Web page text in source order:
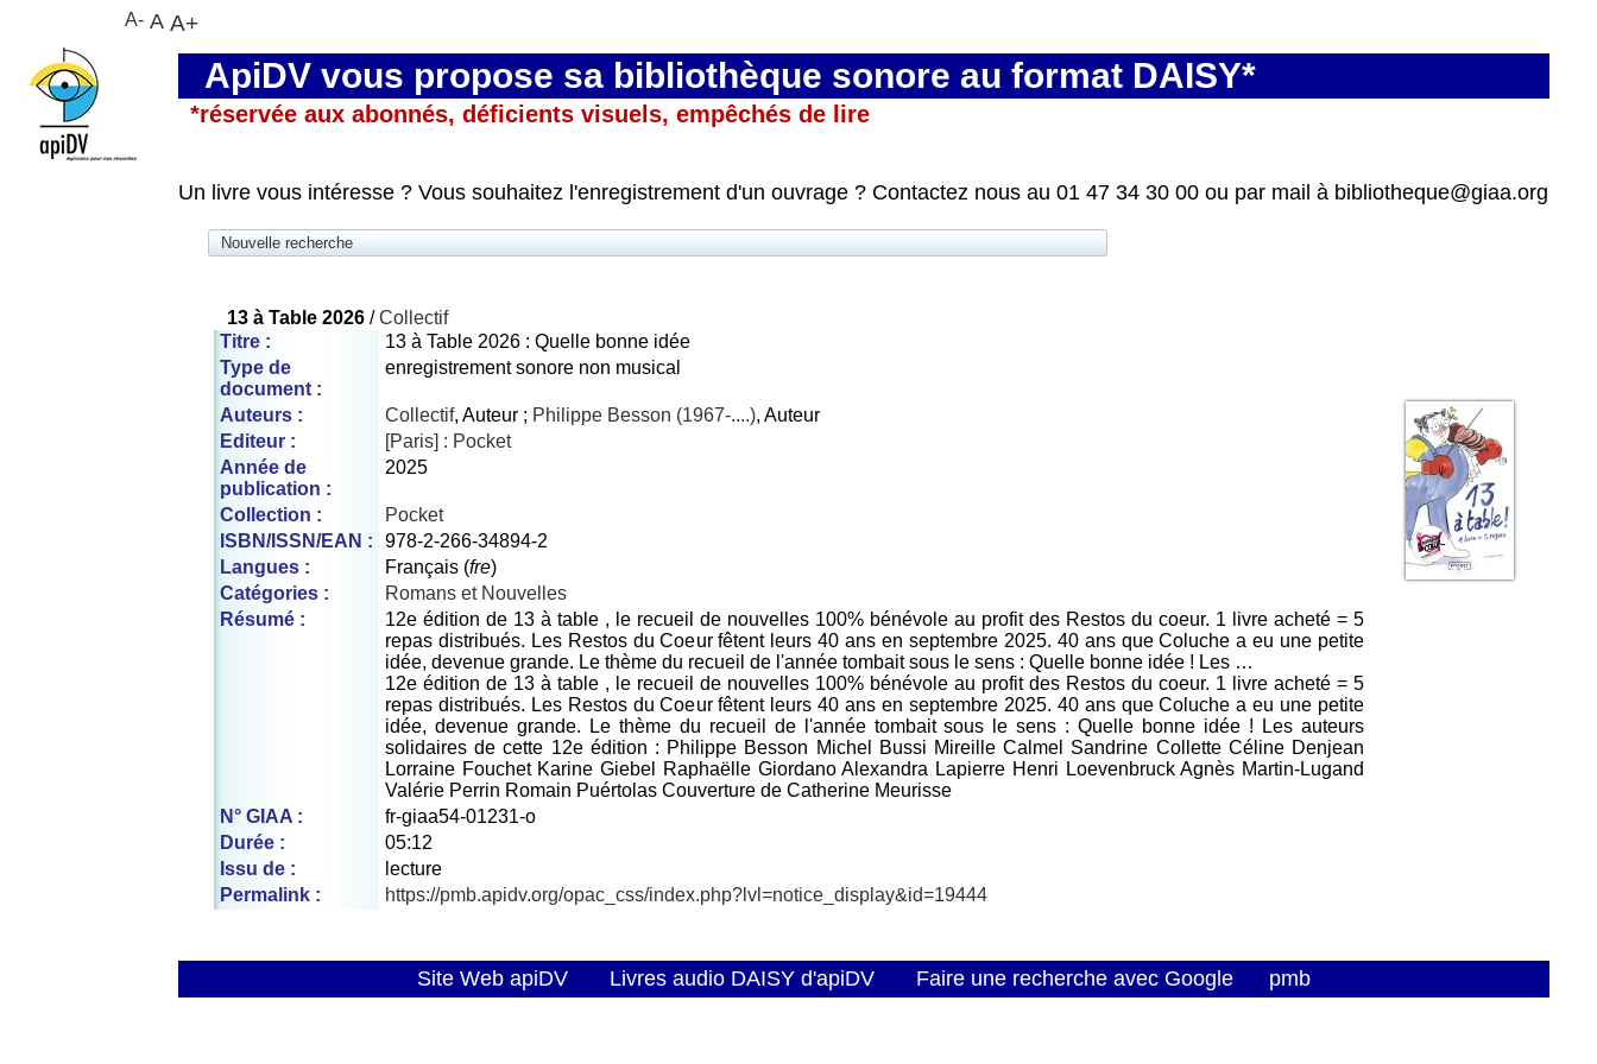
ApiDV vous propose sa bibliothèque sonore au format DAISY*
*réservée aux abonnés, déficients visuels, empêchés de lire
Un livre vous intéresse ? Vous souhaitez l'enregistrement d'un ouvrage ? Contactez nous au 01 47 34 30 00 ou par mail à bibliotheque@giaa.org
Nouvelle recherche
13 à Table 2026 /Collectif
Titre :
13 à Table 2026 : Quelle bonne idée
Type de
document :
enregistrement sonore non musical
Auteurs : Collectif, Auteur ; Philippe Besson (1967-....), Auteur
Editeur :
[Paris] : Pocket
Année de
publication :
2025
Collection :
Pocket
ISBN/ISSN/EAN :
978-2-266-34894-2
Langues :
Français (fre)
Catégories :
Romans et Nouvelles
Résumé :
12e édition de 13 à table , le recueil de nouvelles 100% bénévole au profit des Restos du coeur. 1 livre acheté = 5
repas distribués. Les Restos du Coeur fêtent leurs 40 ans en septembre 2025. 40 ans que Coluche a eu une petite
idée, devenue grande. Le thème du recueil de l'année tombait sous le sens : Quelle bonne idée ! Les …
12e édition de 13 à table , le recueil de nouvelles 100% bénévole au profit des Restos du coeur. 1 livre acheté = 5
repas distribués. Les Restos du Coeur fêtent leurs 40 ans en septembre 2025. 40 ans que Coluche a eu une petite
idée, devenue grande. Le thème du recueil de l'année tombait sous le sens : Quelle bonne idée ! Les auteurs
solidaires de cette 12e édition : Philippe Besson Michel Bussi Mireille Calmel Sandrine Collette Céline Denjean
Lorraine Fouchet Karine Giebel Raphaëlle Giordano Alexandra Lapierre Henri Loevenbruck Agnès Martin-Lugand
Valérie Perrin Romain Puértolas Couverture de Catherine Meurisse
N° GIAA :
fr-giaa54-01231-o
Durée :
05:12
Issu de :
lecture
Permalink :
https://pmb.apidv.org/opac_css/index.php?lvl=notice_display&id=19444
Site Web apiDV Livres audio DAISY d'apiDV Faire une recherche avec Google pmb
A- A A+